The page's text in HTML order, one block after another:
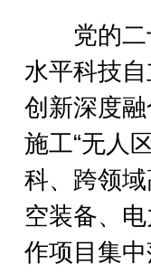
党的二十
水平科技自
创新深度
施工“无人
科、跨领
空装备、
作项目集